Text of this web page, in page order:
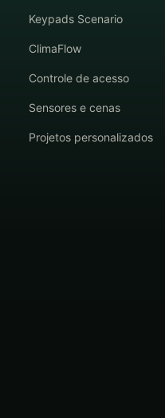
Keypads Scenario
ClimaFlow
Controle de acesso
Sensores e cenas
Projetos personalizados